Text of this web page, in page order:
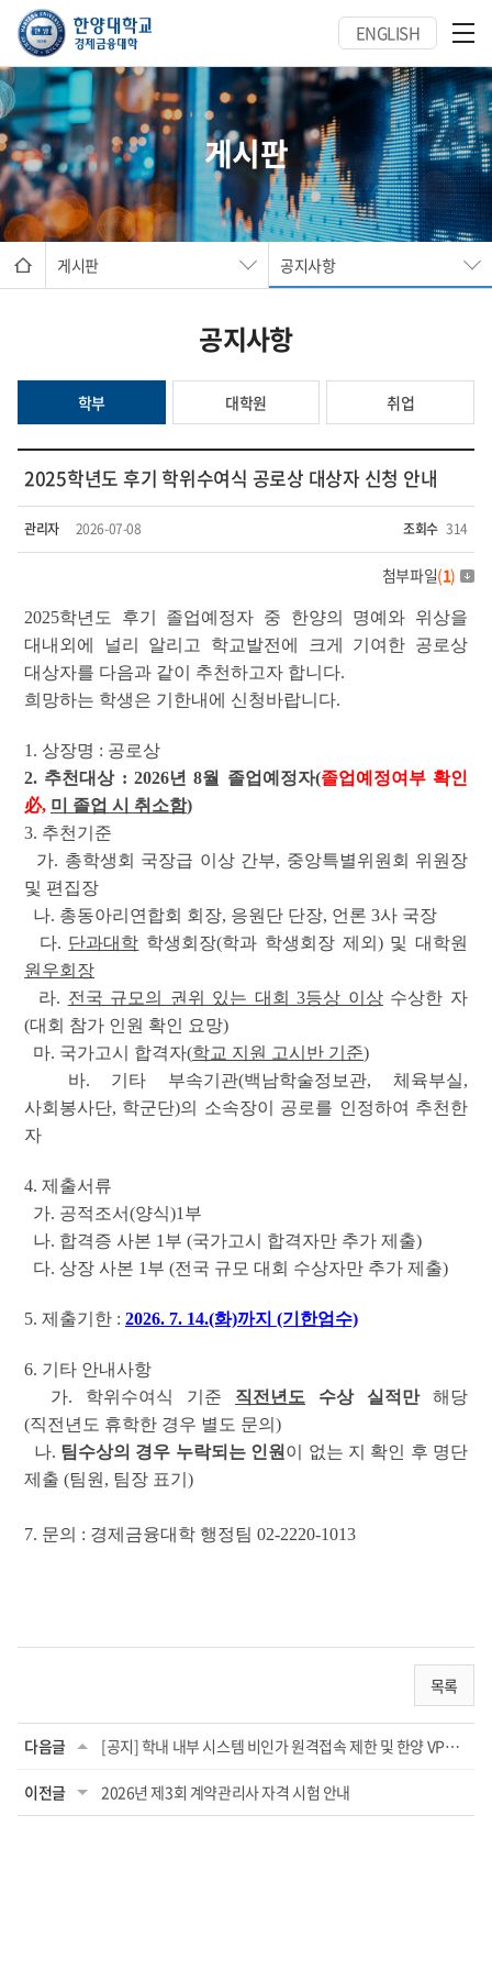
ENGLISH
게시판
게시판 공지사항
공지사항
학부 대학원 취업
2025학년도 후기 학위수여식 공로상 대상자 신청 안내
관리자 2026-07-08 조회수 314
첨부파일(1)
2025학년도 후기 졸업예정자 중 한양의 명예와 위상을
대내외에 널리 알리고 학교발전에 크게 기여한 공로상
대상자를 다음과 같이 추천하고자 합니다.
희망하는 학생은 기한내에 신청바랍니다.
1. 상장명 : 공로상
2. 추천대상 : 2026년 8월 졸업예정자(졸업예정여부 확인
必, 미 졸업 시 취소함)
3. 추천기준
가. 총학생회 국장급 이상 간부, 중앙특별위원회 위원장
및 편집장
나. 총동아리연합회 회장, 응원단 단장, 언론 3사 국장
다. 단과대학 학생회장(학과 학생회장 제외) 및 대학원
원우회장
라. 전국 규모의 권위 있는 대회 3등상 이상수상한 자
(대회 참가 인원 확인 요망)
마. 국가고시 합격자(학교 지원 고시반 기준)
바. 기타 부속기관(백남학술정보관, 체육부실,
사회봉사단, 학군단)의 소속장이 공로를 인정하여 추천한
자
4. 제출서류
가. 공적조서(양식)1부
나. 합격증 사본 1부 (국가고시 합격자만 추가 제출)
다. 상장 사본 1부 (전국 규모 대회 수상자만 추가 제출)
5. 제출기한 : 2026. 7. 14.(화)까지 (기한엄수)
6. 기타 안내사항
가. 학위수여식 기준
직전년도 수상 실적만해당
(직전년도 휴학한 경우 별도 문의)
나. 팀수상의 경우 누락되는 인원 이 없는 지 확인 후 명단
제출 (팀원, 팀장 표기)
7. 문의 : 경제금융대학 행정팀 02-2220-1013
목록
다음글 [공지] 학내 내부 시스템 비인가 원격접속 제한 및 한양 VPN 사용 안내
이전글 2026년 제3회 계약관리사 자격 시험 안내